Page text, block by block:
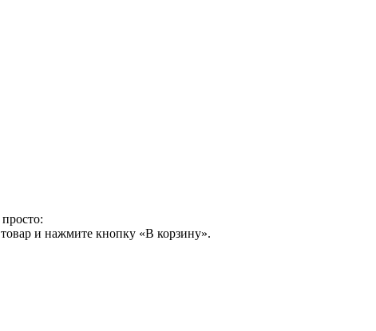
и нажмите кнопку «В корзину».